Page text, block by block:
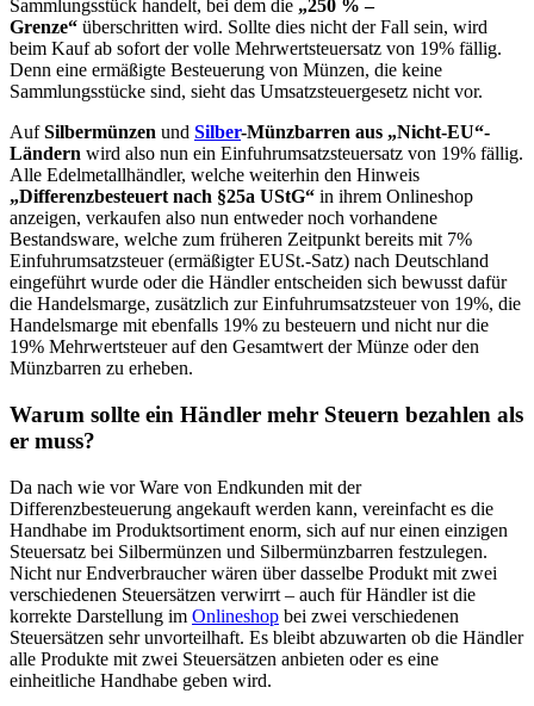
Sammlungsstück handelt, bei dem die „250 % –
Grenze“ überschritten wird. Sollte dies nicht der Fall sein, wird
beim Kauf ab sofort der volle Mehrwertsteuersatz von 19% fällig.
Denn eine ermäßigte Besteuerung von Münzen, die keine
Sammlungsstücke sind, sieht das Umsatzsteuergesetz nicht vor.
AufSilbermünzen und Silber-Münzbarren aus „Nicht-EU“-
Ländern wird also nun ein Einfuhrumsatzsteuersatz von 19% fällig.
Alle Edelmetallhändler, welche weiterhin den Hinweis
„Differenzbesteuert nach §25a UStG“ in ihrem Onlineshop
anzeigen, verkaufen also nun entweder noch vorhandene
Bestandsware, welche zum früheren Zeitpunkt bereits mit 7%
Einfuhrumsatzsteuer (ermäßigter EUSt.-Satz) nach Deutschland
eingeführt wurde oder die Händler entscheiden sich bewusst dafür
die Handelsmarge, zusätzlich zur Einfuhrumsatzsteuer von 19%, die
Handelsmarge mit ebenfalls 19% zu besteuern und nicht nur die
19% Mehrwertsteuer auf den Gesamtwert der Münze oder den
Münzbarren zu erheben.
Warum sollte ein Händler mehr Steuern bezahlen als
er muss?
Da nach wie vor Ware von Endkunden mit der
Differenzbesteuerung angekauft werden kann, vereinfacht es die
Handhabe im Produktsortiment enorm, sich auf nur einen einzigen
Steuersatz bei Silbermünzen und Silbermünzbarren festzulegen.
Nicht nur Endverbraucher wären über dasselbe Produkt mit zwei
verschiedenen Steuersätzen verwirrt – auch für Händler ist die
korrekte Darstellung im Onlineshop bei zwei verschiedenen
Steuersätzen sehr unvorteilhaft. Es bleibt abzuwarten ob die Händler
alle Produkte mit zwei Steuersätzen anbieten oder es eine
einheitliche Handhabe geben wird.